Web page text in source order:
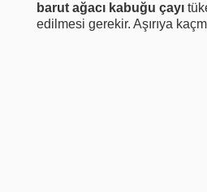
barut ağacı kabuğu çayı
edilmesi gerekir. Aşırıya